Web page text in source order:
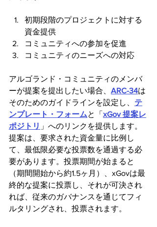
初期段階のプロジェクトに対する
資金提供
コミュニティへの参加を促進
コミュニティのニーズへの対応
アルゴランド・コミュニティのメンバ
ーが提案を提出したい場合、 ARC-34は
そのためのガイドラインを設定し、 テ
ンプレート・フォームと「 xGov 提案レ
ポジトリ 」へのリンクを提供します。
提案は、要求された資金量に比例し
て、最低限必要な投票数を通過する必
要があります。投票期間が始まると
（期間開始から約1.5ヶ月）、xGovは最
終的な提案に投票し、それが可決され
れば、従来のガバナンスを通じてフィ
ルタリングされ、投票されます。